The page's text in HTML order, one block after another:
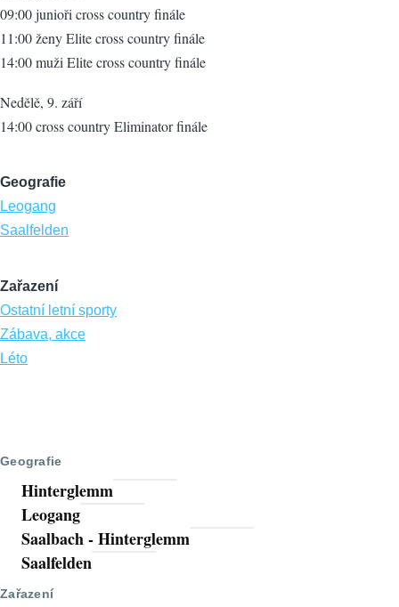
09:00 junioři cross country finále
11:00 ženy Elite cross country finále
14:00 muži Elite cross country finále
Nedělě, 9. září
14:00 cross country Eliminator finále
Geografie
Leogang
Saalfelden
Zařazení
Ostatní letní sporty
Zábava, akce
Léto
Geografie
Hinterglemm
Leogang
Saalbach - Hinterglemm
Saalfelden
Zařazení